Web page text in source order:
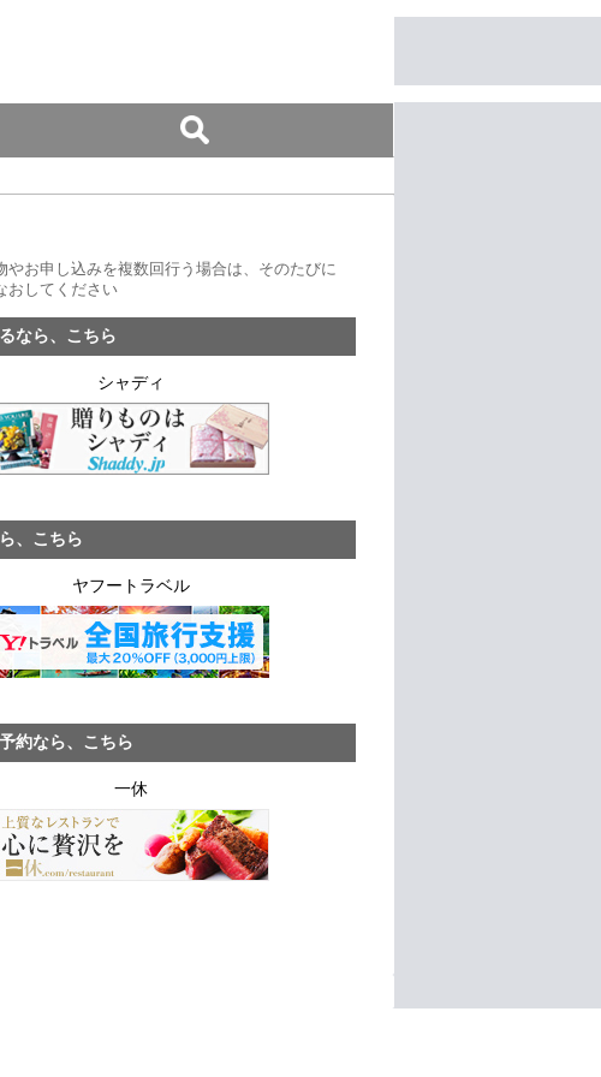
やお申し込みを複数回行う場合は、そのたびに
おしてください
なら、こちら
シャディ
、こちら
ヤフートラベル
約なら、こちら
一休